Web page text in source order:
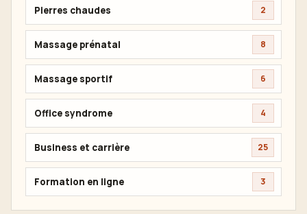
Pierres chaudes 2
Massage prénatal 8
Massage sportif 6
Office syndrome 4
Business et carrière 25
Formation en ligne 3